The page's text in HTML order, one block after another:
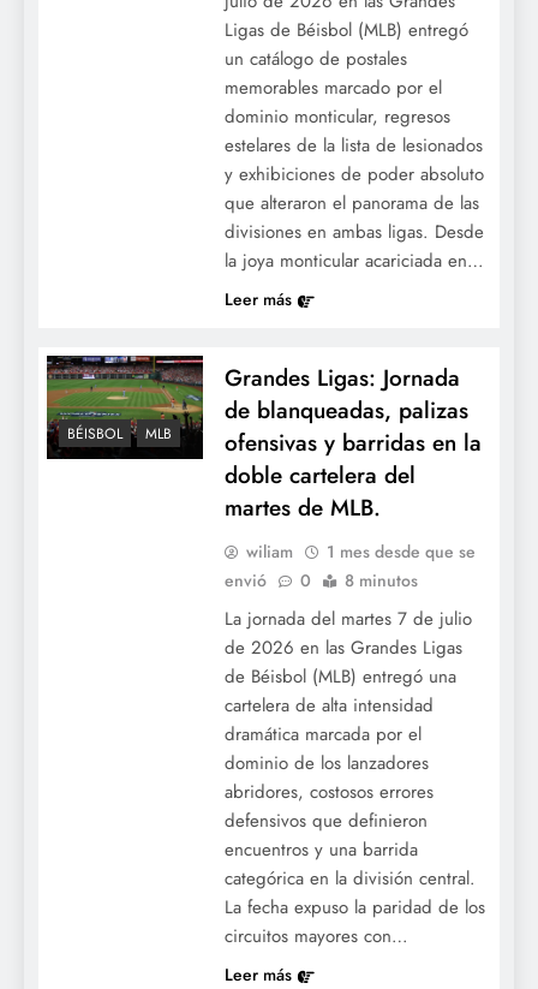
Ligas de Béisbol (MLB) entregó
un catálogo de postales
memorables marcado por el
dominio monticular, regresos
estelares de la lista de lesionados
y exhibiciones de poder absoluto
que alteraron el panorama de las
divisiones en ambas ligas. Desde
la joya monticular acariciada en…
Leer más
BÉISBOL MLB
Grandes Ligas: Jornada
de blanqueadas, palizas
ofensivas y barridas en la
doble cartelera del
martes de MLB.
wiliam
1 mes desde que se
envió
0 8 minutos
La jornada del martes 7 de julio
de 2026 en las Grandes Ligas
de Béisbol (MLB) entregó una
cartelera de alta intensidad
dramática marcada por el
dominio de los lanzadores
abridores, costosos errores
defensivos que definieron
encuentros y una barrida
categórica en la división central.
La fecha expuso la paridad de los
circuitos mayores con…
Leer más